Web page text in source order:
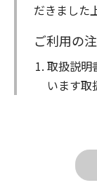
だきました
ご利用の
取扱説明
います取
属しま
個人が
ですが